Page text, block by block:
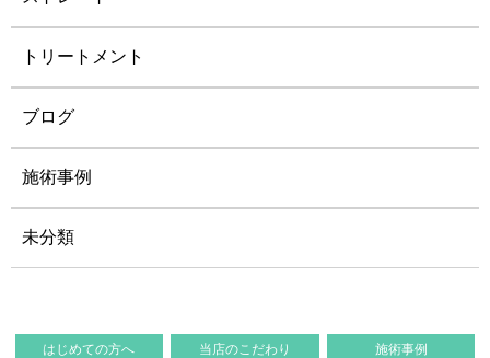
トリートメント
ブログ
施術事例
未分類
はじめての方へ 当店のこだわり 施術事例